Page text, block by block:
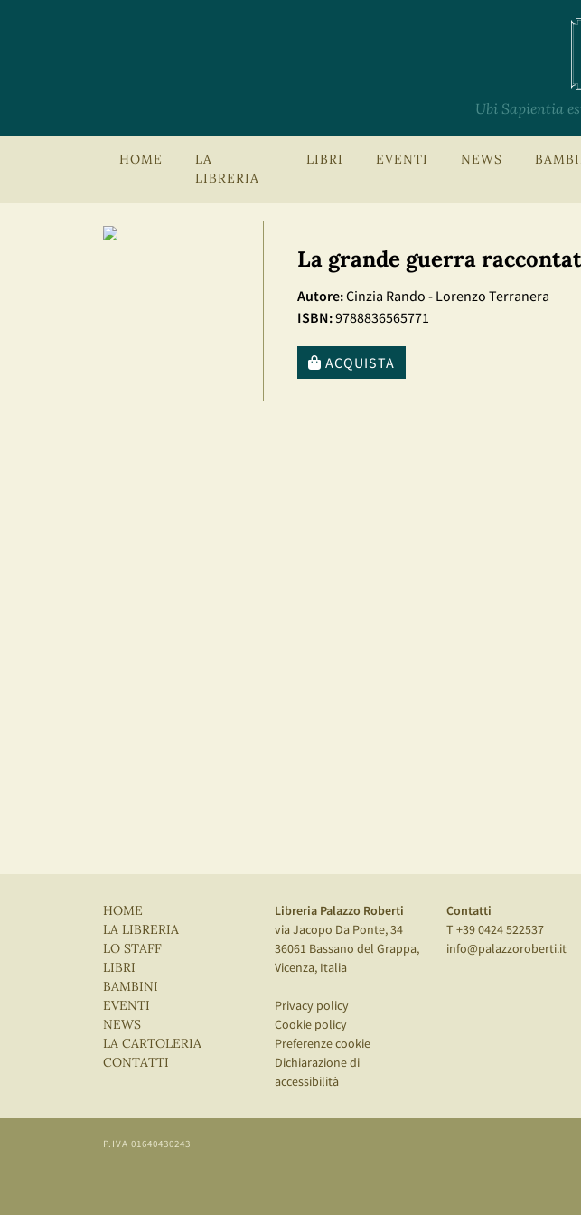
Ubi Sapientia
HOME
LA
LIBRERIA
LIBRI EVENTI NEWS
La grande guerra
Autore:Cinzia Rando - Lorenzo Terranera
ISBN:9788836565771
ACQUISTA
HOME
LA LIBRERIA
LO STAFF
LIBRI
BAMBINI
EVENTI
NEWS
LA CARTOLERIA
CONTATTI
Libreria Palazzo Roberti
via Jacopo Da Ponte, 34
36061 Bassano del Grappa,
Vicenza, Italia
Privacy policy
Cookie policy
Preferenze cookie
Dichiarazione di
accessibilità
Contatti
T +39 0424 522537
info@palazzoroberti.it
P.IVA 01640430243